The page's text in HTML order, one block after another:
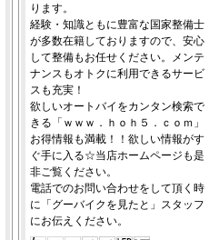
ります。
経験・知識ともに豊富な国家整備士
が多数在籍しておりますので、安心
して整備もお任せください。メンテ
ナンスもオトクに利用できるサービ
スも充実！
欲しいオートバイをカンタン検索で
きる「ｗｗｗ．ｈｏｈ５．ｃｏｍ」
お得情報も満載！！欲しい情報がす
ぐ手に入る☆当店ホームページも是
非ご覧ください。
電話でのお問い合わせをして頂く時
に「グーバイクを見たと」スタッフ
にお伝えください。